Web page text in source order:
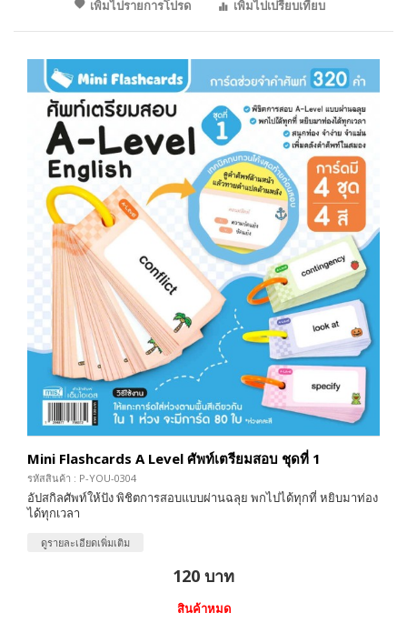
เพิ่มไปรายการโปรด เพิ่มไปเปรียบเทียบ
Mini Flashcards A Level ศัพท์เตรียมสอบ ชุดที่ 1
รหัสสินค้า : P-YOU-0304
อัปสกิลศัพท์ให้ปัง พิชิตการสอบแบบผ่านฉลุย พกไปได้ทุกที่ หยิบมาท่อง
ได้ทุกเวลา
ดูรายละเอียดเพิ่มเติม
120 บาท
สินค้าหมด